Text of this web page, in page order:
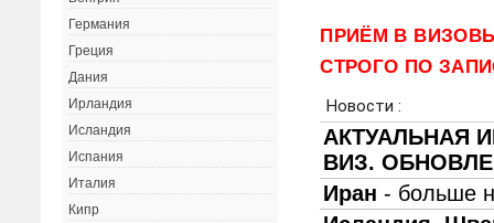
ПРИЁМ В
СТРОГО ПО
Германия
Греция
Дания
Ирландия
Исландия
Испания
Италия
Кипр